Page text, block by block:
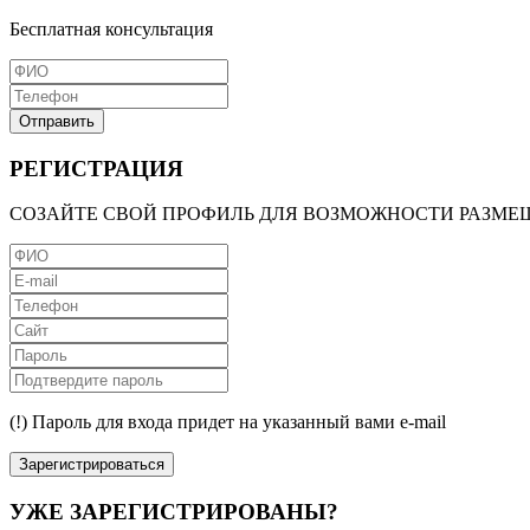
Бесплатная консультация
Отправить
РЕГИСТРАЦИЯ
СОЗАЙТЕ СВОЙ ПРОФИЛЬ ДЛЯ ВОЗМОЖНОСТИ
(!) Пароль для входа придет на указанный вами e-mail
Зарегистрироваться
УЖЕ ЗАРЕГИСТРИРОВАНЫ?